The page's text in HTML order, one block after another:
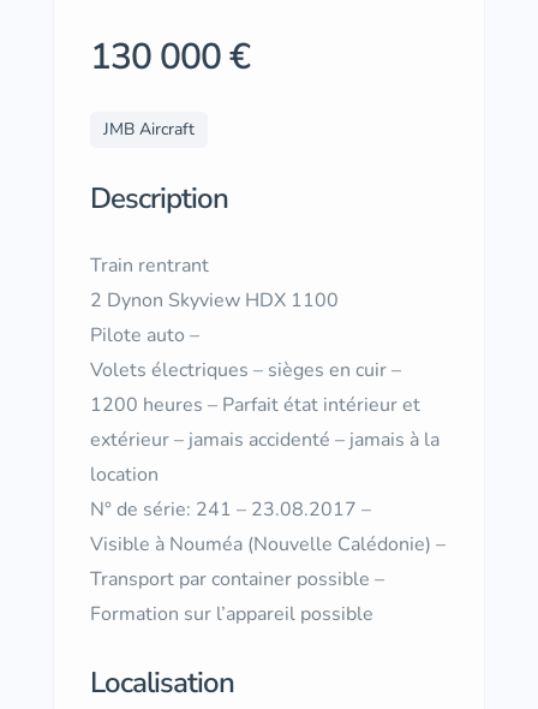
130 000 €
JMB Aircraft
Description
Train rentrant
2 Dynon Skyview HDX 1100
Pilote auto –
Volets électriques – sièges en cuir –
1200 heures – Parfait état intérieur et
extérieur – jamais accidenté – jamais à la
location
N° de série: 241 – 23.08.2017 –
Visible à Nouméa (Nouvelle Calédonie) –
Transport par container possible –
Formation sur l’appareil possible
Localisation